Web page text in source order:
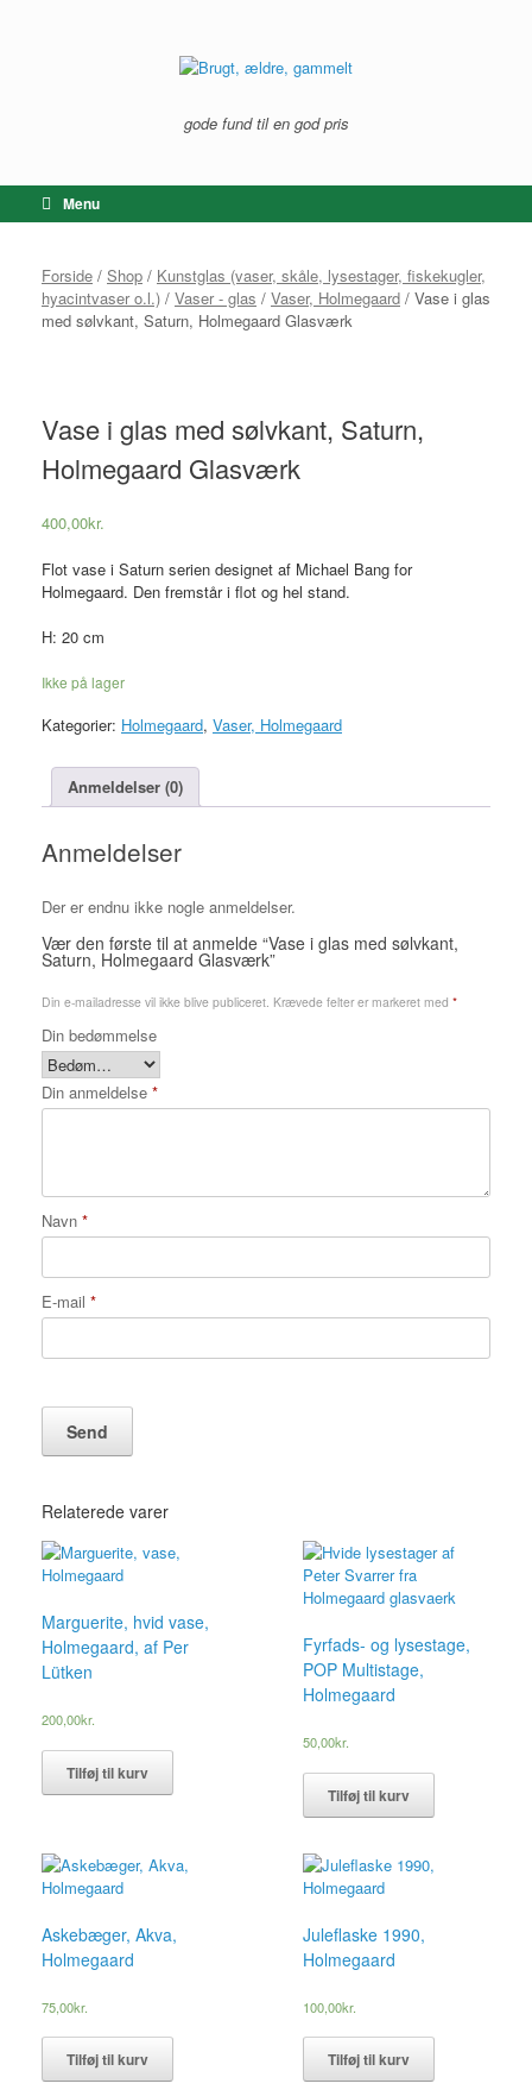
gode fund til en god pris
Menu
Forside / Shop / Kunstglas (vaser, skåle, lysestager, fiskekugler,
hyacintvaser o.l.) / Vaser - glas / Vaser, Holmegaard / Vase i glas
med sølvkant, Saturn, Holmegaard Glasværk
Vase i glas med sølvkant, Saturn,
Holmegaard Glasværk
400,00kr.
Flot vase i Saturn serien designet af Michael Bang for
Holmegaard. Den fremstår i flot og hel stand.
H: 20 cm
Ikke på lager
Kategorier: Holmegaard, Vaser, Holmegaard
Anmeldelser (0)
Anmeldelser
Der er endnu ikke nogle anmeldelser.
Vær den første til at anmelde “Vase i glas med sølvkant,
Saturn, Holmegaard Glasværk”
Din e-mailadresse vil ikke blive publiceret. Krævede felter er markeret med *
Din bedømmelse
Din anmeldelse *
Navn *
E-mail *
Relaterede varer
Marguerite, hvid vase,
Holmegaard, af Per
Lütken
200,00kr.
Tilføj til kurv
Fyrfads- og lysestage,
POP Multistage,
Holmegaard
50,00kr.
Tilføj til kurv
Askebæger, Akva,
Holmegaard
75,00kr.
Tilføj til kurv
Juleflaske 1990,
Holmegaard
100,00kr.
Tilføj til kurv